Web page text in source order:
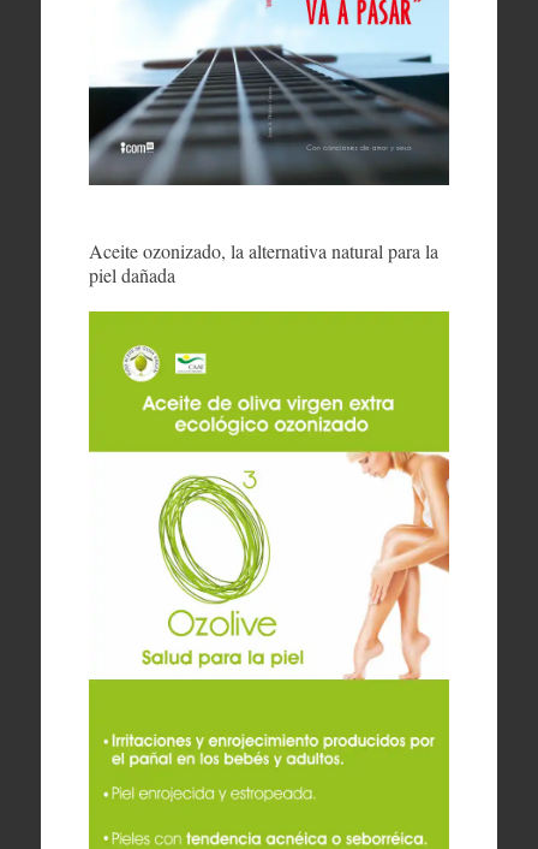
Aceite ozonizado, la alternativa natural para la
piel dañada